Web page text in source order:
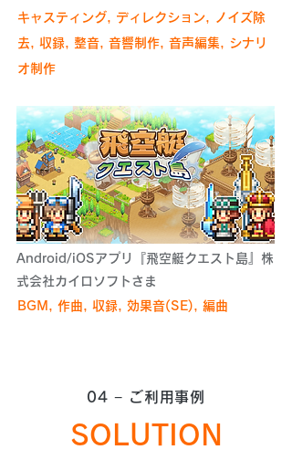
キャスティング, ディレクション, ノイズ除
去, 収録, 整音, 音響制作, 音声編集, シナリ
オ制作
Android/iOSアプリ『飛空艇クエスト島』株
式会社カイロソフトさま
BGM, 作曲, 収録, 効果音(SE), 編曲
04 − ​ご利用事例
SOLUTION